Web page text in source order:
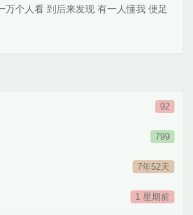
万个人看 到后来发现 有一人懂我 便足
92
799
7年52天
1 星期前